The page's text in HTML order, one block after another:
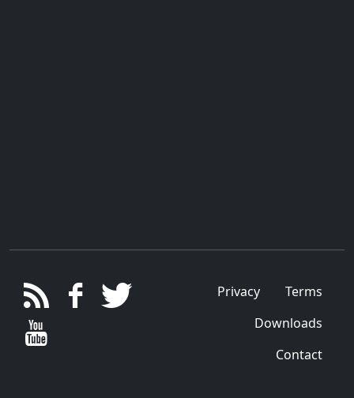
Privacy
Terms
Downloads
Contact